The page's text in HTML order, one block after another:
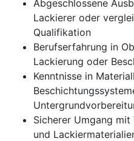
Abgeschlossene
Lackierer oder
Qualifikation
Berufserfahrung in
Lackierung oder
Kenntnisse in
Sicherer Umgang
und